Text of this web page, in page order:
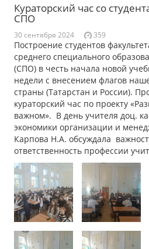
Кураторский час со
СПО
30 сентября 2024 359
Построение студентов
среднего специального
(СПО) в честь начала новой
недели с внесением флагов
страны (Татарстан и России).
кураторский час по проекту
важном». В день учителя доц.
экономики организации и
Карпова Н.А. обсуждала
ответственность профессии